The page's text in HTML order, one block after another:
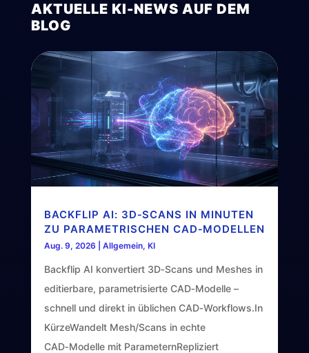
AKTUELLE KI-NEWS AUF DEM
BLOG
BACKFLIP AI: 3D‑SCANS IN MINUTEN
ZU PARAMETRISCHEN CAD‑MODELLEN
Aug. 9, 2026 Allgemein, KI
Backflip AI konvertiert 3D‑Scans und Meshes in
editierbare, parametrisierte CAD‑Modelle –
schnell und direkt in üblichen CAD‑Workflows.In
KürzeWandelt Mesh/Scans in echte
CAD‑Modelle mit ParameternRepliziert